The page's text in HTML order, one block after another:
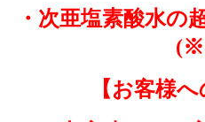
・次亜塩素酸水の
【お客様へ